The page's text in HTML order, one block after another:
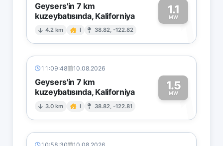
Geysers'in 7 km
kuzeybatısında, Kaliforniya
4.2 km I 38.82, -122.82
1.1
MW1
11:09:48 10.08.2026
Geysers'in 7 km
kuzeybatısında, Kaliforniya
3.0 km I 38.82, -122.81
1.5
MW1